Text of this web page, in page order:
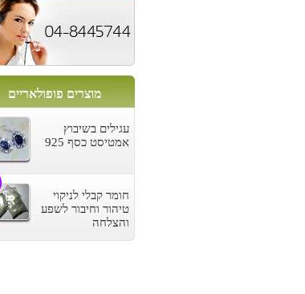
מוצרים פופולאריים
עגילים בשיבוץ
אמטיסט כסף 925
חומר קבלי לניקוי
טיהור וחיבור לשפע
והצלחה